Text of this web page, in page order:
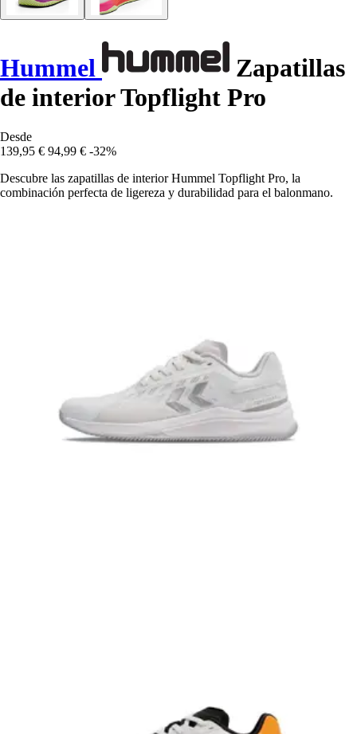
Hummel
Zapatillas
de interior Topflight Pro
Desde
139,95 € 94,99 € -32%
Descubre las zapatillas de interior Hummel Topflight Pro, la
combinación perfecta de ligereza y durabilidad para el balonmano.